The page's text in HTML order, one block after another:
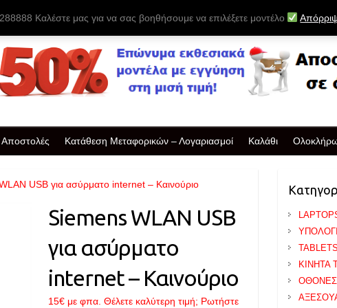
Καλέστε μας για να σας βοηθήσουμε να επιλέξετε μοντέλο
Αποστολές Κατάθεση Μεταφορικών – Λογαριασμοί Καλάθι
USB για ασύρματο internet – Καινούριο
Siemens WLAN USB
για ασύρματο
internet – Καινούριο
15€ με φπα. Θέλετε καλύτερη τιμή; Ρωτήστε
TABLETS
ΚΙΝΗΤΑ
ΟΘΟΝΕΣ